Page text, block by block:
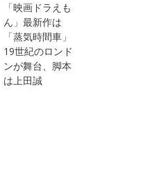
「映画ドラえも
ん」最新作は
「蒸気時間車」
19世紀のロンド
ンが舞台、脚本
は上田誠